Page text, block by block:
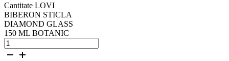
Cantitate LOVI
BIBERON STICLA
DIAMOND GLASS
150 ML BOTANIC